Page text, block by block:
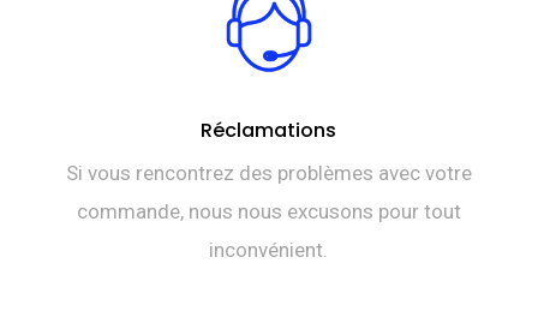
Réclamations
Si vous rencontrez des problèmes avec votre
commande, nous nous excusons pour tout
inconvénient.